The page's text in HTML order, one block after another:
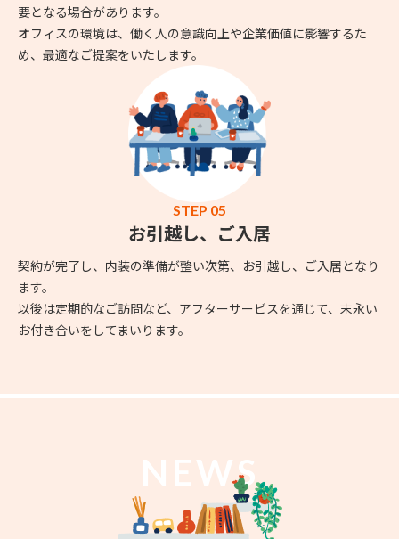
要となる場合があります。
オフィスの環境は、働く人の意識向上や企業価値に影響するた
め、最適なご提案をいたします。
STEP 05
お引越し、ご入居
契約が完了し、内装の準備が整い次第、お引越し、ご入居となり
ます。
以後は定期的なご訪問など、アフターサービスを通じて、末永い
お付き合いをしてまいります。
NEWS